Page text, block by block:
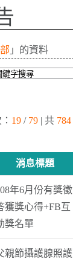
」的資料
19 / 79 | 共 784
消息標題
年6月份有獎徵
獲獎心得+FB互
獎名單
親節攝護腺照護